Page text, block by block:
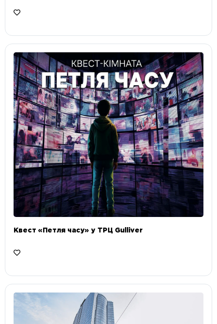
Квест «Петля часу» у ТРЦ Gulliver